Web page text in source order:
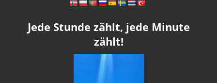
Jede Stunde zählt, jede Minute
zählt!